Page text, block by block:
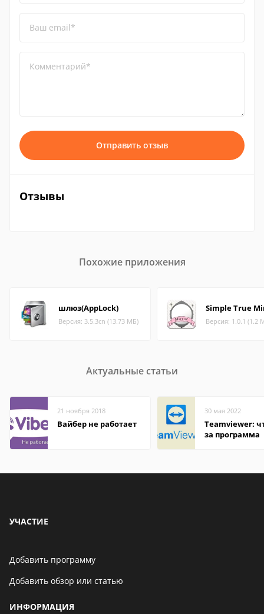
Ваш email*
Комментарий*
Отправить отзыв
Отзывы
Похожие приложения
шлюз(AppLock)
Версия: 3.5.3cn (13.73 МБ)
Simple True
Версия: 1.0.1 (1.2
Актуальные статьи
21 ноября 2018
Вайбер не работает
30 мая 2022
Teamviewer:
за программа
УЧАСТИЕ
Добавить программу
Добавить обзор или статью
ИНФОРМАЦИЯ